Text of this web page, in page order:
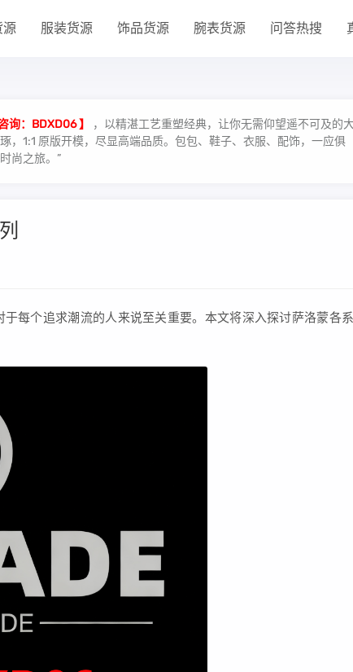
源 服装货源 饰品货源 腕表货源 问答热搜
询：BDXD06 】
，以精湛工艺重塑经典，让你无需仰望遥不可及的
，1:1 原版开模，尽显高端品质。包包、鞋子、衣服、配饰，一应俱
尚之旅。”
每个追求潮流的人来说至关重要。本文将深入探讨萨洛蒙各系